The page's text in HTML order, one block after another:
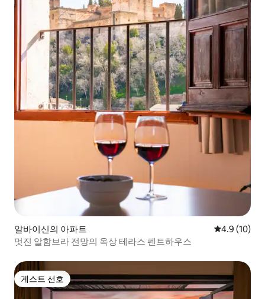
알바이신의 아파트 평점 4.9점(5
4.9 (10)
멋진 알함브라 전망의 옥상 테라스 펜트하우스
게스트 선호
게스트 선호